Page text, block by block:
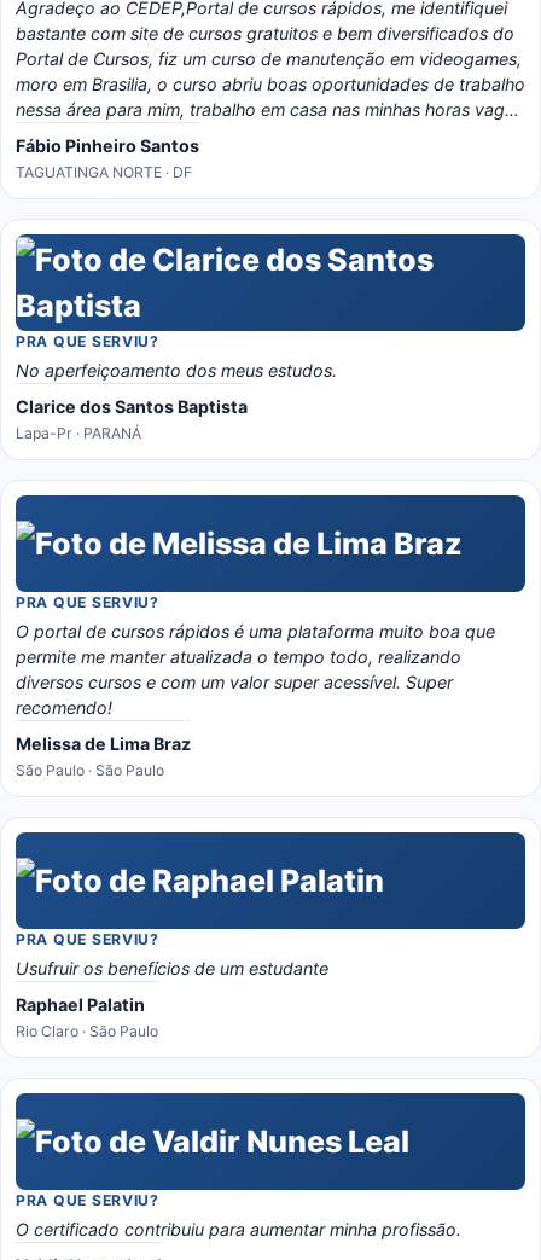
Agradeço ao CEDEP,Portal de cursos rápidos, me identifiquei
bastante com site de cursos gratuitos e bem diversificados do
Portal de Cursos, fiz um curso de manutenção em videogames,
moro em Brasilia, o curso abriu boas oportunidades de trabalho
nessa área para mim, trabalho em casa nas minhas horas vagas
e o material é bem eladorado, separado por temas e matérias,
recomendo o portal, é instrutivo e traz conhecimento certo!
Fábio Pinheiro Santos
TAGUATINGA NORTE · DF
PRA QUE SERVIU?
No aperfeiçoamento dos meus estudos.
Clarice dos Santos Baptista
Lapa-Pr · PARANÁ
PRA QUE SERVIU?
O portal de cursos rápidos é uma plataforma muito boa que
permite me manter atualizada o tempo todo, realizando
diversos cursos e com um valor super acessível. Super
recomendo!
Melissa de Lima Braz
São Paulo · São Paulo
PRA QUE SERVIU?
Usufruir os benefícios de um estudante
Raphael Palatin
Rio Claro · São Paulo
PRA QUE SERVIU?
O certificado contribuiu para aumentar minha profissão.